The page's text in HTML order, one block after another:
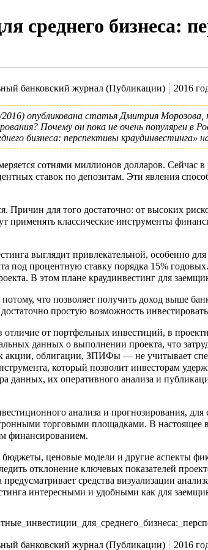
среднего бизнеса:
банковский журнал (Публикации) 2016
опубликована статьяДмитрия Морозова,
Почему он пока не очень популярен в
бизнеса: перспективы краудинвестинга»
сотнями миллионов долларов. Сейчас
ставок по депозитам. Эти явления
Причин для того достаточно: от высоких
классические инструменты
выглядит привлекательной, особенно
под процентную ставку порядка 15%
В этом плане краудинвестинг для
что позволяет получить доход выше
простую возможность
от портфельных инвестиций, в
данных о выполнении проекта, что
облигации, ЗПИФы — не учитывает
который позволит инвесторам
данных, их оперативного анализа и
анализа и прогнозирования,
торговыми площадками. В настоящее
финансированием.
ценовые модели и другие аспекты
отклонение ключевых показателей
средства визуализации
интересными и удобными как для
банковский журнал (Публикации) 2016